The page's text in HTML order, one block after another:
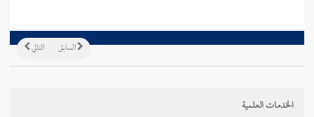
التالي السابق
الخدمات العلمية